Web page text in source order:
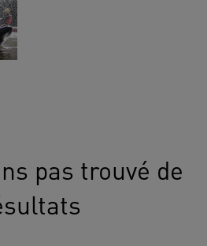
pas trouvé de